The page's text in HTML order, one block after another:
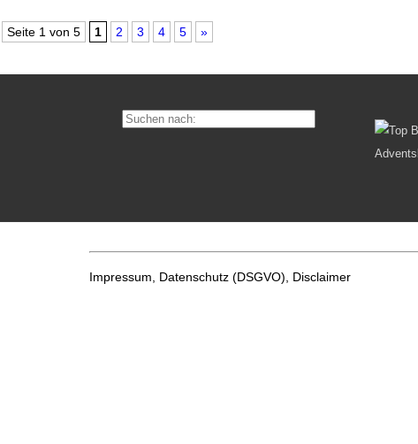
Seite 1 von 5 1 2 3 4 5 »
Impressum, Datenschutz (DSGVO), Disclaimer